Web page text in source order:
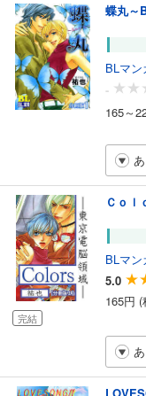
蝶丸～
BLマン
-
165～
完結
Ｃｏ
BLマン
5.0
165円